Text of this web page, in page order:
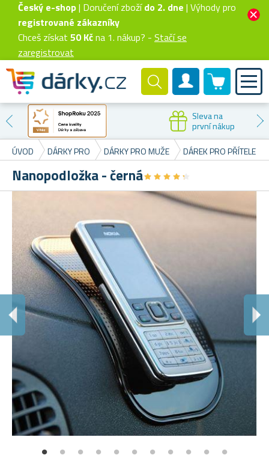
Český e-shop| Doručení zbožído 2. dne | Výhody pro
registrované zákazníky
Chceš získat 50 Kčna 1. nákup? - Stačí se
zaregistrovat
Zákaznický účet
0 produktů
Sleva na
první nákup
ÚVOD DÁRKY PRO DÁRKY PRO MUŽE DÁREK PRO PŘÍTELE
Nanopodložka - černá★★★★★
★★★★★